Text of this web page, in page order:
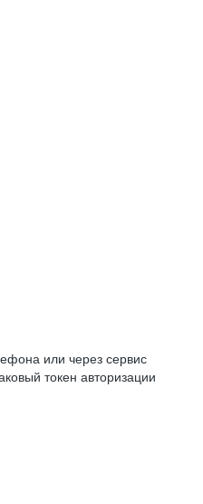
или через сервис
токен авторизации